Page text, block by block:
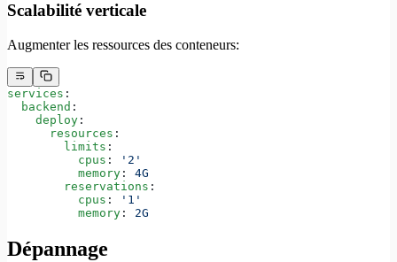
Scalabilité verticale
Augmenter les ressources des conteneurs:
services :
  backend
:
    deploy
:
      resources
:
        limits
:
          cpus
:
'2'
          memory
: 4G
        reservations
:
          cpus
:
'1'
          memory
: 2G
Dépannage